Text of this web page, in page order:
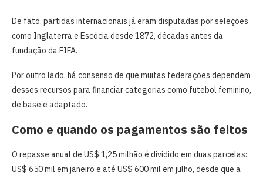
De fato, partidas internacionais já eram disputadas por seleções
como Inglaterra e Escócia desde 1872, décadas antes da
fundação da FIFA.
Por outro lado, há consenso de que muitas federações dependem
desses recursos para financiar categorias como futebol feminino,
de base e adaptado.
Como e quando os pagamentos são feitos
O repasse anual de US$ 1,25 milhão é dividido em duas parcelas:
US$ 650 mil em janeiro e até US$ 600 mil em julho, desde que a